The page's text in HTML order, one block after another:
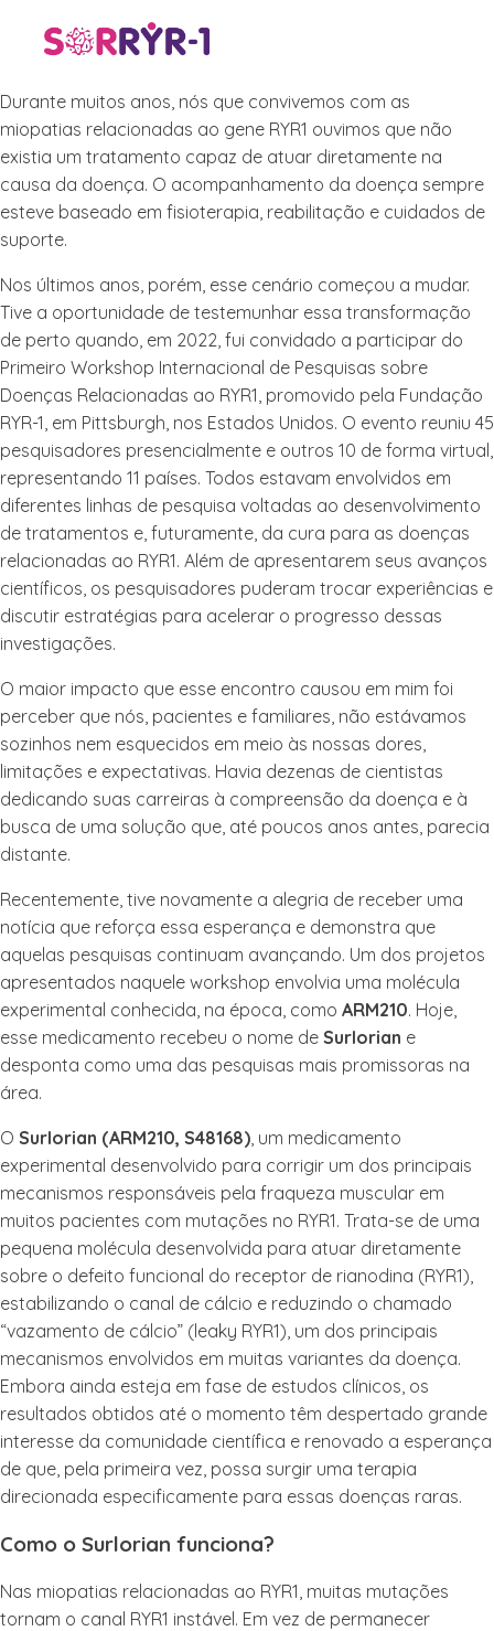
Durante muitos anos, nós que convivemos com as
miopatias relacionadas ao gene RYR1 ouvimos que não
existia um tratamento capaz de atuar diretamente na
causa da doença. O acompanhamento da doença sempre
esteve baseado em fisioterapia, reabilitação e cuidados de
suporte.
Nos últimos anos, porém, esse cenário começou a mudar.
Tive a oportunidade de testemunhar essa transformação
de perto quando, em 2022, fui convidado a participar do
Primeiro Workshop Internacional de Pesquisas sobre
Doenças Relacionadas ao RYR1, promovido pela Fundação
RYR-1, em Pittsburgh, nos Estados Unidos. O evento reuniu 45
pesquisadores presencialmente e outros 10 de forma virtual,
representando 11 países. Todos estavam envolvidos em
diferentes linhas de pesquisa voltadas ao desenvolvimento
de tratamentos e, futuramente, da cura para as doenças
relacionadas ao RYR1. Além de apresentarem seus avanços
científicos, os pesquisadores puderam trocar experiências e
discutir estratégias para acelerar o progresso dessas
investigações.
O maior impacto que esse encontro causou em mim foi
perceber que nós, pacientes e familiares, não estávamos
sozinhos nem esquecidos em meio às nossas dores,
limitações e expectativas. Havia dezenas de cientistas
dedicando suas carreiras à compreensão da doença e à
busca de uma solução que, até poucos anos antes, parecia
distante.
Recentemente, tive novamente a alegria de receber uma
notícia que reforça essa esperança e demonstra que
aquelas pesquisas continuam avançando. Um dos projetos
apresentados naquele workshop envolvia uma molécula
experimental conhecida, na época, como ARM210. Hoje,
esse medicamento recebeu o nome de Surlorian e
desponta como uma das pesquisas mais promissoras na
área.
O Surlorian (ARM210, S48168), um medicamento
experimental desenvolvido para corrigir um dos principais
mecanismos responsáveis pela fraqueza muscular em
muitos pacientes com mutações no RYR1. Trata-se de uma
pequena molécula desenvolvida para atuar diretamente
sobre o defeito funcional do receptor de rianodina (RYR1),
estabilizando o canal de cálcio e reduzindo o chamado
“vazamento de cálcio” (leaky RYR1), um dos principais
mecanismos envolvidos em muitas variantes da doença.
Embora ainda esteja em fase de estudos clínicos, os
resultados obtidos até o momento têm despertado grande
interesse da comunidade científica e renovado a esperança
de que, pela primeira vez, possa surgir uma terapia
direcionada especificamente para essas doenças raras.
Como o Surlorian funciona?
Nas miopatias relacionadas ao RYR1, muitas mutações
tornam o canal RYR1 instável. Em vez de permanecer